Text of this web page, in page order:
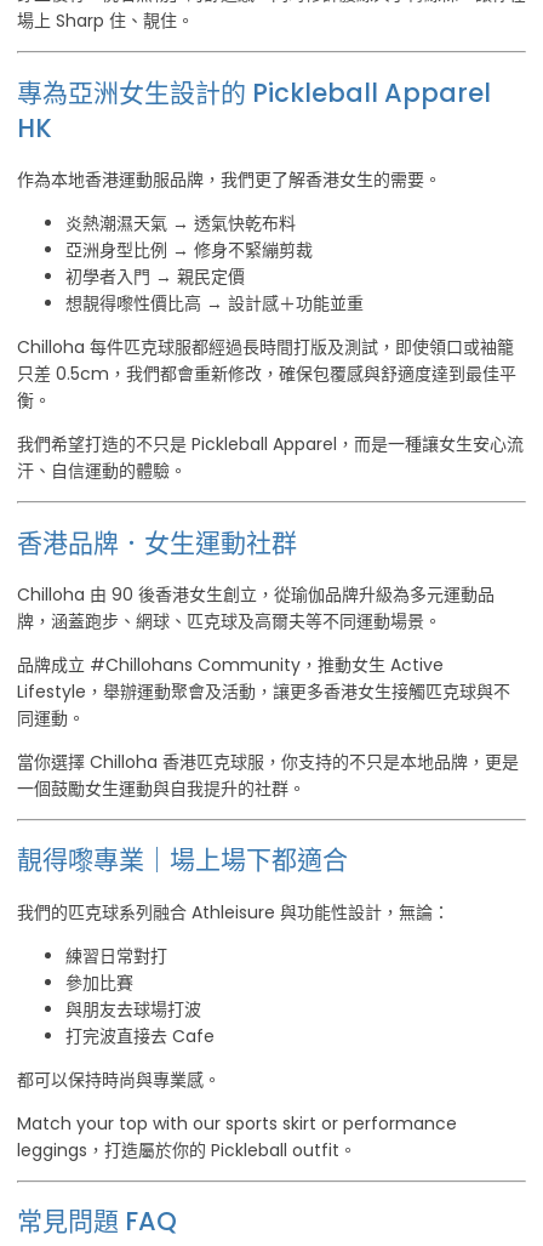
場上 Sharp 住、靚住。
專為亞洲女生設計的 Pickleball Apparel
HK
作為本地香港運動服品牌，我們更了解香港女生的需要。
炎熱潮濕天氣 → 透氣快乾布料
亞洲身型比例 → 修身不緊繃剪裁
初學者入門 → 親民定價
想靚得嚟性價比高 → 設計感＋功能並重
Chilloha 每件匹克球服都經過長時間打版及測試，即使領口或袖籠
只差 0.5cm，我們都會重新修改，確保包覆感與舒適度達到最佳平
衡。
我們希望打造的不只是 Pickleball Apparel，而是一種讓女生安心流
汗、自信運動的體驗。
香港品牌．女生運動社群
Chilloha 由 90 後香港女生創立，從瑜伽品牌升級為多元運動品
牌，涵蓋跑步、網球、匹克球及高爾夫等不同運動場景。
品牌成立 #Chillohans Community，推動女生 Active
Lifestyle，舉辦運動聚會及活動，讓更多香港女生接觸匹克球與不
同運動。
當你選擇 Chilloha 香港匹克球服，你支持的不只是本地品牌，更是
一個鼓勵女生運動與自我提升的社群。
靚得嚟專業｜場上場下都適合
我們的匹克球系列融合 Athleisure 與功能性設計，無論：
練習日常對打
參加比賽
與朋友去球場打波
打完波直接去 Cafe
都可以保持時尚與專業感。
Match your top with our sports skirt or performance
leggings，打造屬於你的 Pickleball outfit。
常見問題 FAQ